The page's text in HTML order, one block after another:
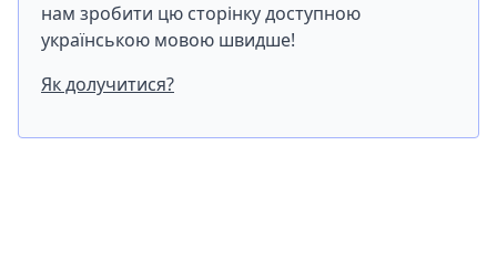
нам зробити цю сторінку доступною
українською мовою швидше!
Як долучитися?